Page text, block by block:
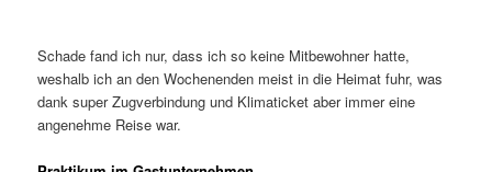
Schade fand ich nur, dass ich so keine Mitbewohner hatte,
weshalb ich an den Wochenenden meist in die Heimat fuhr, was
dank super Zugverbindung und Klimaticket aber immer eine
angenehme Reise war.